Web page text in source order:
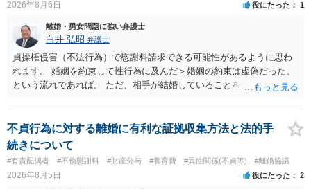
2026年8月6日 役にたった 1
離婚・男女問題に強い弁護士
白井 弘昭 弁護士
貞操権侵害（不法行為）で慰謝料請求できる可能性があるように思わ
れます。 婚姻を約束して性行為に及んだ＞婚姻の約束は虚偽だった、
という流れであれば。 ただ、相手が結婚していることを知って行為に
性も認められそうですので、あまり慰謝料は高額にならないように思
われます。 一度、最寄りの弁護士に相談してみてください。
不貞行為に対する離婚に有利な証拠収集方法と法的手
続きについて
#有責配偶者 #不倫慰謝料 #財産分与 #養育費 #異性関係(不貞等) #離婚協議
2026年8月5日 役にたった 2